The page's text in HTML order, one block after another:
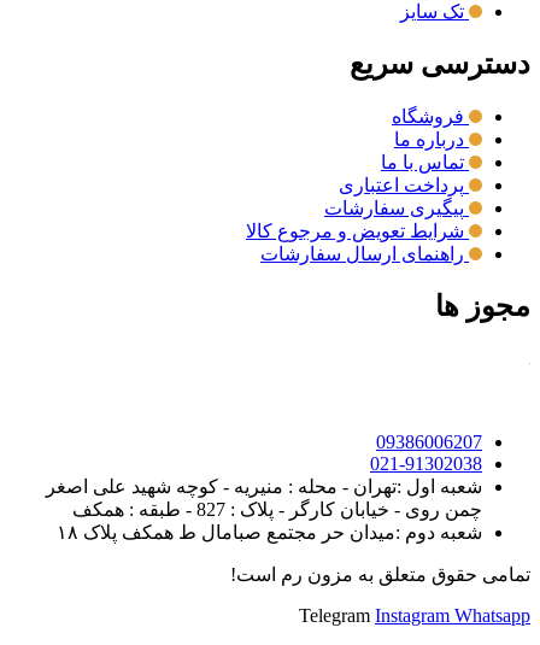
تک سایز
دسترسی سریع
فروشگاه
درباره ما
تماس با ما
پرداخت اعتباری
پیگیری سفارشات
شرایط تعویض و مرجوع کالا
راهنمای ارسال سفارشات
مجوز ها
09386006207
021-91302038
شعبه اول :تهران - محله : منیریه - کوچه شهید علی اصغر
چمن روی - خیابان کارگر - پلاک : 827 - طبقه : همکف
شعبه دوم :میدان حر مجتمع صبامال ط همکف پلاک ۱۸
تمامی حقوق متعلق به مزون رم است!
Telegram Instagram Whatsapp